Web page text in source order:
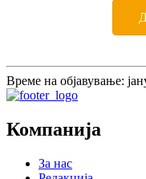
Време на објавување:
Компанија
За нас